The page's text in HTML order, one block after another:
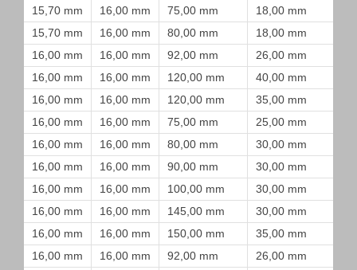
15,70 mm 16,00 mm 75,00 mm
18,00 mm
15,70 mm
16,00 mm 80,00 mm
18,00 mm
16,00 mm
16,00 mm 92,00 mm
26,00 mm
16,00 mm
16,00 mm 120,00 mm
40,00 mm
16,00 mm
16,00 mm 120,00 mm
35,00 mm
16,00 mm
16,00 mm 75,00 mm
25,00 mm
16,00 mm
16,00 mm 80,00 mm
30,00 mm
16,00 mm
16,00 mm 90,00 mm
30,00 mm
16,00 mm
16,00 mm 100,00 mm
30,00 mm
16,00 mm
16,00 mm 145,00 mm
30,00 mm
16,00 mm
16,00 mm 150,00 mm
35,00 mm
16,00 mm
16,00 mm 92,00 mm
26,00 mm